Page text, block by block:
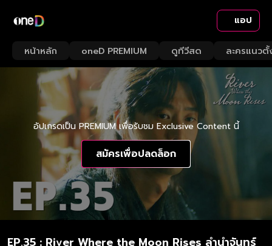
แอป
หน้าหลัก oneD PREMIUM ดูทีวีสด ละครแนวตั้
อัปเกรดเป็น PREMIUM เพื่อรับชม Exclusive Content นี้
สมัครเพื่อปลดล็อก
EP.35 : River Where the Moon Rises ลำนำจันทร์